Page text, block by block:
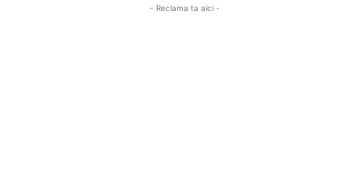
- Reclama ta aici -